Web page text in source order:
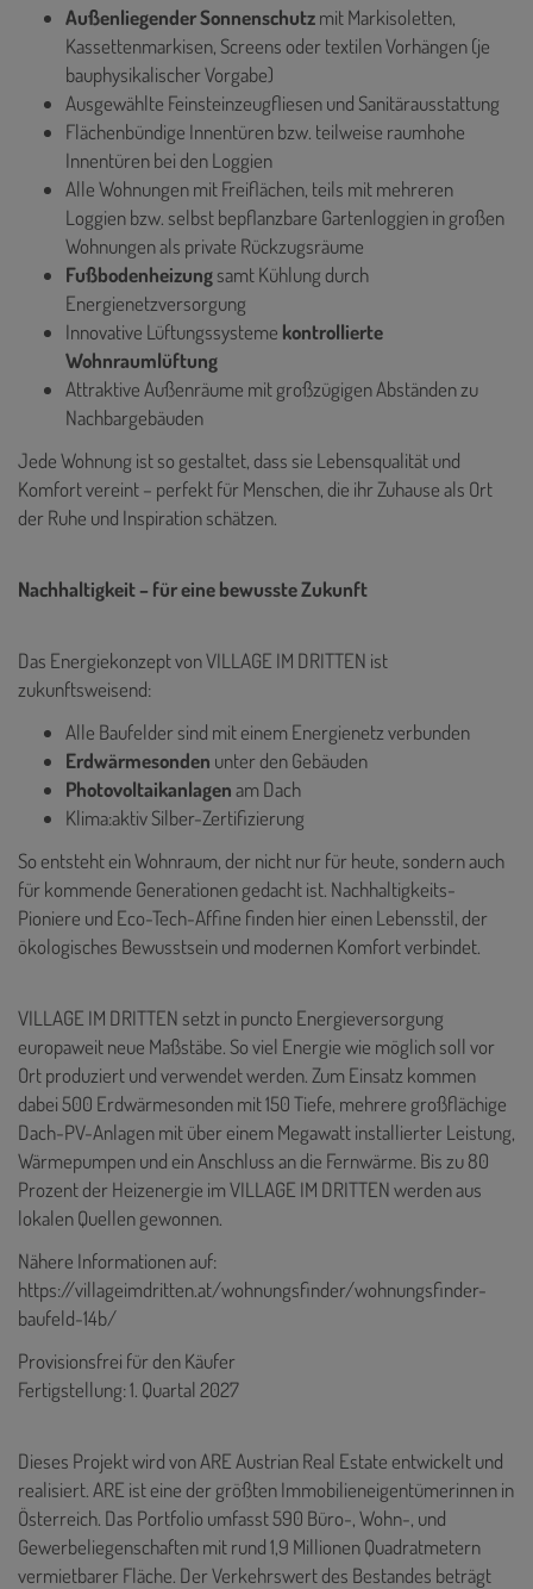
Außenliegender Sonnenschutzmit Markisoletten,
Kassettenmarkisen, Screens oder textilen Vorhängen (je
bauphysikalischer Vorgabe)
Ausgewählte Feinsteinzeugfliesen und Sanitärausstattung
Flächenbündige Innentüren bzw. teilweise raumhohe
Innentüren bei den Loggien
Alle Wohnungen mit Freiflächen, teils mit mehreren
Loggien bzw. selbst bepflanzbare Gartenloggien in großen
Wohnungen als private Rückzugsräume
Fußbodenheizungsamt Kühlung durch
Energienetzversorgung
Innovative Lüftungssysteme kontrollierte
Wohnraumlüftung
Attraktive Außenräume mit großzügigen Abständen zu
Nachbargebäuden
Jede Wohnung ist so gestaltet, dass sie Lebensqualität und
Komfort vereint – perfekt für Menschen, die ihr Zuhause als Ort
der Ruhe und Inspiration schätzen.
Nachhaltigkeit – für eine bewusste Zukunft
Das Energiekonzept von VILLAGE IM DRITTEN ist
zukunftsweisend:
Alle Baufelder sind mit einem Energienetz verbunden
Erdwärmesonden unter den Gebäuden
Photovoltaikanlagenam Dach
Klima:aktiv Silber-Zertifizierung
So entsteht ein Wohnraum, der nicht nur für heute, sondern auch
für kommende Generationen gedacht ist. Nachhaltigkeits-
Pioniere und Eco-Tech-Affine finden hier einen Lebensstil, der
ökologisches Bewusstsein und modernen Komfort verbindet.
VILLAGE IM DRITTEN setzt in puncto Energieversorgung
europaweit neue Maßstäbe. So viel Energie wie möglich soll vor
Ort produziert und verwendet werden. Zum Einsatz kommen
dabei 500 Erdwärmesonden mit 150 Tiefe, mehrere großflächige
Dach-PV-Anlagen mit über einem Megawatt installierter Leistung,
Wärmepumpen und ein Anschluss an die Fernwärme. Bis zu 80
Prozent der Heizenergie im VILLAGE IM DRITTEN werden aus
lokalen Quellen gewonnen.
Nähere Informationen auf:
https://villageimdritten.at/wohnungsfinder/wohnungsfinder-
baufeld-14b/
Provisionsfrei für den Käufer
Fertigstellung: 1. Quartal 2027
Dieses Projekt wird von ARE Austrian Real Estate entwickelt und
realisiert. ARE ist eine der größten Immobilieneigentümerinnen in
Österreich. Das Portfolio umfasst 590 Büro-, Wohn-, und
Gewerbeliegenschaften mit rund 1,9 Millionen Quadratmetern
vermietbarer Fläche. Der Verkehrswert des Bestandes beträgt